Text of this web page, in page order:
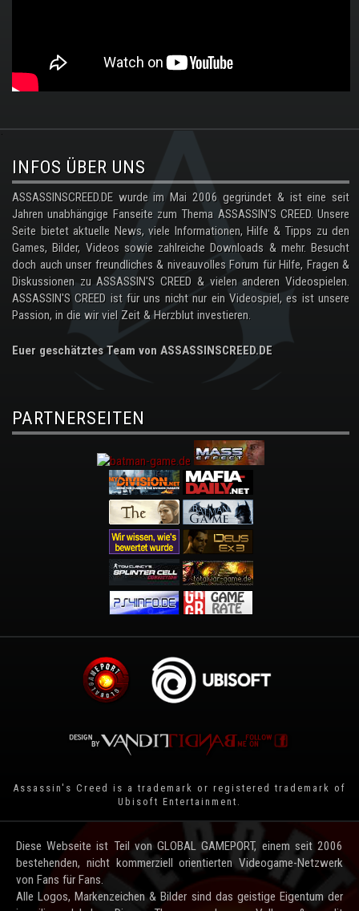
.
INFOS ÜBER UNS
ASSASSINSCREED.DE wurde im Mai 2006 gegründet & ist eine seit
Jahren unabhängige Fanseite zum Thema ASSASSIN'S CREED. Unsere
Seite bietet aktuelle News, viele Informationen, Hilfe & Tipps zu den
Games, Bilder, Videos sowie zahlreiche Downloads & mehr. Besucht
doch auch unser freundliches & niveauvolles Forum für Hilfe, Fragen &
Diskussionen zu ASSASSIN'S CREED & vielen anderen Videospielen.
ASSASSIN'S CREED ist für uns nicht nur ein Videospiel, es ist unsere
Passion, in die wir viel Zeit & Herzblut investieren.
Euer geschätztes Team von ASSASSINSCREED.DE
PARTNERSEITEN
Assassin's Creed is a trademark or registered trademark of
Ubisoft Entertainment .
Diese Webseite ist Teil von GLOBAL GAMEPORT, einem seit 2006
bestehenden, nicht kommerziell orientierten Videogame-Netzwerk
von Fans für Fans.
Alle Logos, Markenzeichen & Bilder sind das geistige Eigentum der